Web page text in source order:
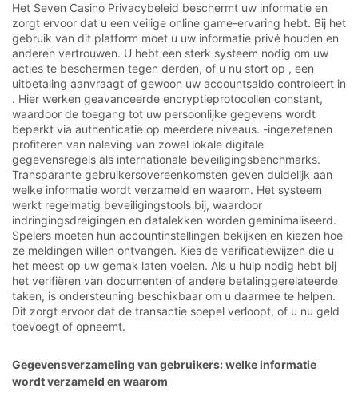
Het Seven Casino Privacybeleid beschermt uw informatie en
zorgt ervoor dat u een veilige online game-ervaring hebt. Bij het
gebruik van dit platform moet u uw informatie privé houden en
anderen vertrouwen. U hebt een sterk systeem nodig om uw
acties te beschermen tegen derden, of u nu stort op , een
uitbetaling aanvraagt of gewoon uw accountsaldo controleert in
. Hier werken geavanceerde encryptieprotocollen constant,
waardoor de toegang tot uw persoonlijke gegevens wordt
beperkt via authenticatie op meerdere niveaus. -ingezetenen
profiteren van naleving van zowel lokale digitale
gegevensregels als internationale beveiligingsbenchmarks.
Transparante gebruikersovereenkomsten geven duidelijk aan
welke informatie wordt verzameld en waarom. Het systeem
werkt regelmatig beveiligingstools bij, waardoor
indringingsdreigingen en datalekken worden geminimaliseerd.
Spelers moeten hun accountinstellingen bekijken en kiezen hoe
ze meldingen willen ontvangen. Kies de verificatiewijzen die u
het meest op uw gemak laten voelen. Als u hulp nodig hebt bij
het verifiëren van documenten of andere betalinggerelateerde
taken, is ondersteuning beschikbaar om u daarmee te helpen.
Dit zorgt ervoor dat de transactie soepel verloopt, of u nu geld
toevoegt of opneemt.
Gegevensverzameling van gebruikers: welke informatie
wordt verzameld en waarom